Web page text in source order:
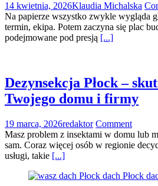
14 kwietnia, 2026Klaudia Michalska
Na papierze wszystko zwykle wygląda
termin, ekipa. Potem zaczyna się plac
podejmowane pod presją [...]
Dezynsekcja Płock –
Twojego domu i firmy
19 marca, 2026redaktor Comment
Masz problem z insektami w domu lub
sam. Coraz więcej osób w regionie
usługi, takie [...]